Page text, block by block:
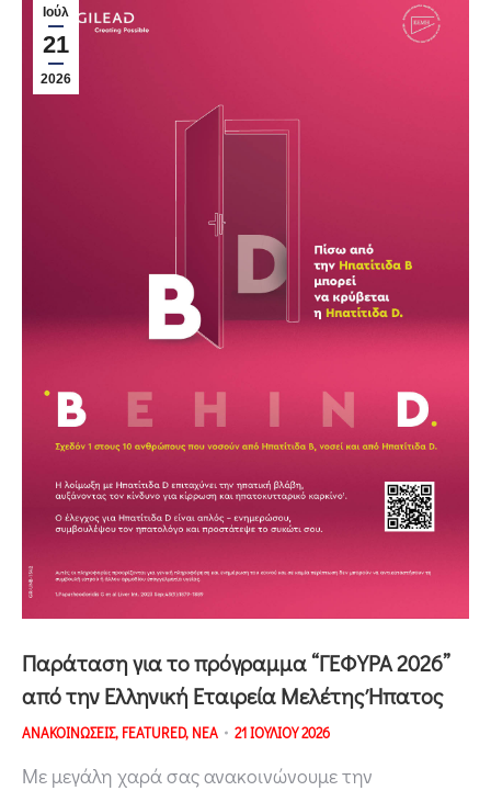
Ιούλ
21
2026
Παράταση για το πρόγραμμα “ΓΕΦΥΡΑ 2026”
από την Ελληνική Εταιρεία Μελέτης Ήπατος
ΑΝΑΚΟΙΝΩΣΕΙΣ, FEATURED, ΝΕΑ 21 ΙΟΥΛΙΟΥ 2026
Με μεγάλη χαρά σας ανακοινώνουμε την